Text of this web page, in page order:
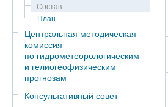
Состав
План
Центральная методическая
комиссия
по гидрометеорологическим
и гелиогеофизическим
прогнозам
Консультативный совет